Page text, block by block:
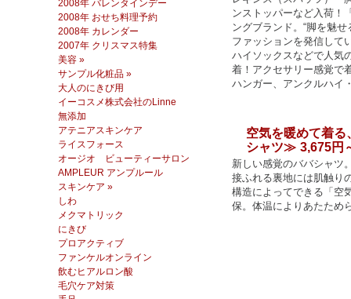
ンストッパーなど入荷！
ングブランド。“脚を魅
ファッションを発信して
ハイソックスなどで人気
着！アクセサリー感覚で
ハンガー、アンクルハイ
空気を暖めて着
シャツ≫ 3,675円
新しい感覚のババシャツ
接ふれる裏地には肌触り
構造によってできる「空
保。体温によりあたため
2008年 バレンタインデー
2008年 おせち料理予約
2008年 カレンダー
2007年 クリスマス特集
美容 »
サンプル化粧品 »
大人のにきび用
イーコスメ株式会社のLinne
無添加
アテニアスキンケア
ライスフォース
オージオ ビューティーサロン
AMPLEUR アンプルール
スキンケア »
しわ
メクマトリック
にきび
プロアクティブ
ファンケルオンライン
飲むヒアルロン酸
毛穴ケア対策